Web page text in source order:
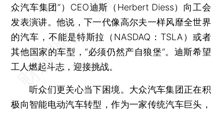
众汽车集团”）CEO迪斯（Herbert Diess）向工会
发表演讲。他说，下一代像高尔夫一样风靡全世界
的汽车，不能是特斯拉（NASDAQ：TSLA）或者
其他国家的车型，“必须仍然产自狼堡”。迪斯希望
工人燃起斗志，迎接挑战。
听众们更关心当下困境。大众汽车集团正在积
极向智能电动汽车转型，作为一家传统汽车巨头，